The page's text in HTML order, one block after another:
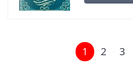
1 2 3